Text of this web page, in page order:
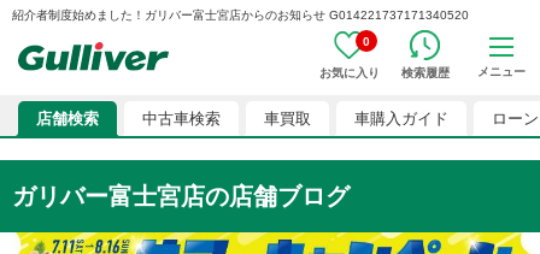
紹介者制度始めました！ガリバー富士宮店からのお知らせ G014221737171340520
0
お気に入り 検索履歴 メニュー
店舗検索 中古車検索 車買取 車購入ガイド ローン
ガリバー富士宮店の店舗ブログ